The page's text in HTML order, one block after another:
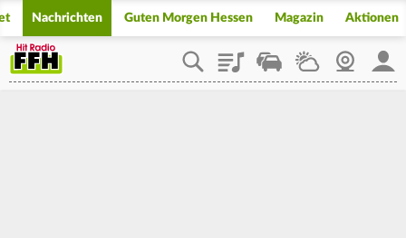
Nachrichten Guten Morgen Hessen Magazin Aktionen
PlaylistStaupilotWetterWebcam